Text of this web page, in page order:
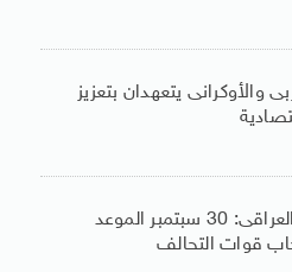
والأوكرانى يتعهدان بتعزيز
رئيس الوزراء العراقى: 30 سبتمبر الموعد
قوات التحالف